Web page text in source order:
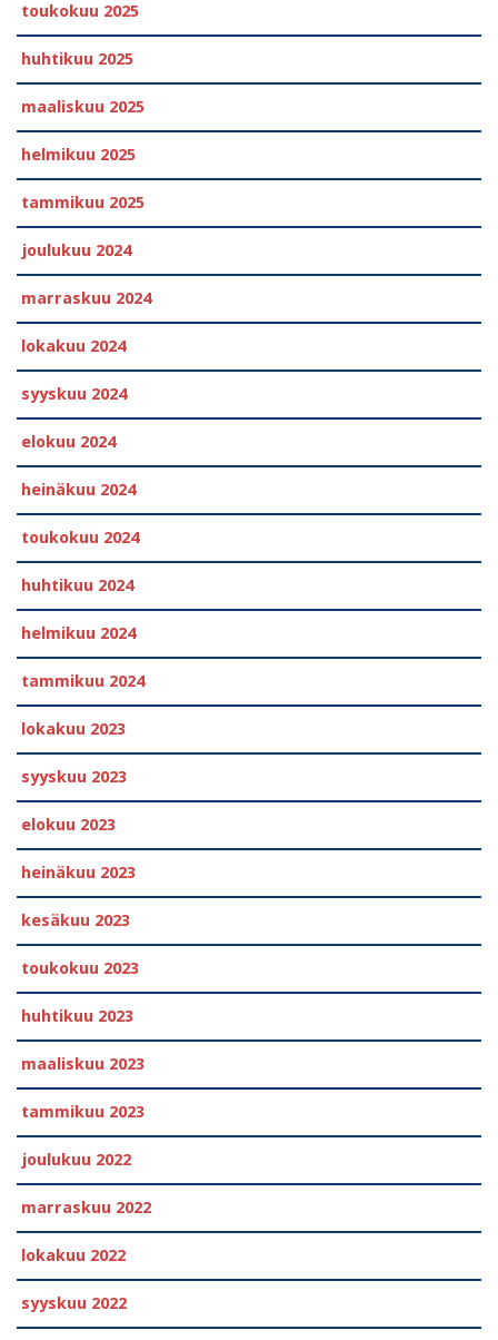
toukokuu 2025
huhtikuu 2025
maaliskuu 2025
helmikuu 2025
tammikuu 2025
joulukuu 2024
marraskuu 2024
lokakuu 2024
syyskuu 2024
elokuu 2024
heinäkuu 2024
toukokuu 2024
huhtikuu 2024
helmikuu 2024
tammikuu 2024
lokakuu 2023
syyskuu 2023
elokuu 2023
heinäkuu 2023
kesäkuu 2023
toukokuu 2023
huhtikuu 2023
maaliskuu 2023
tammikuu 2023
joulukuu 2022
marraskuu 2022
lokakuu 2022
syyskuu 2022